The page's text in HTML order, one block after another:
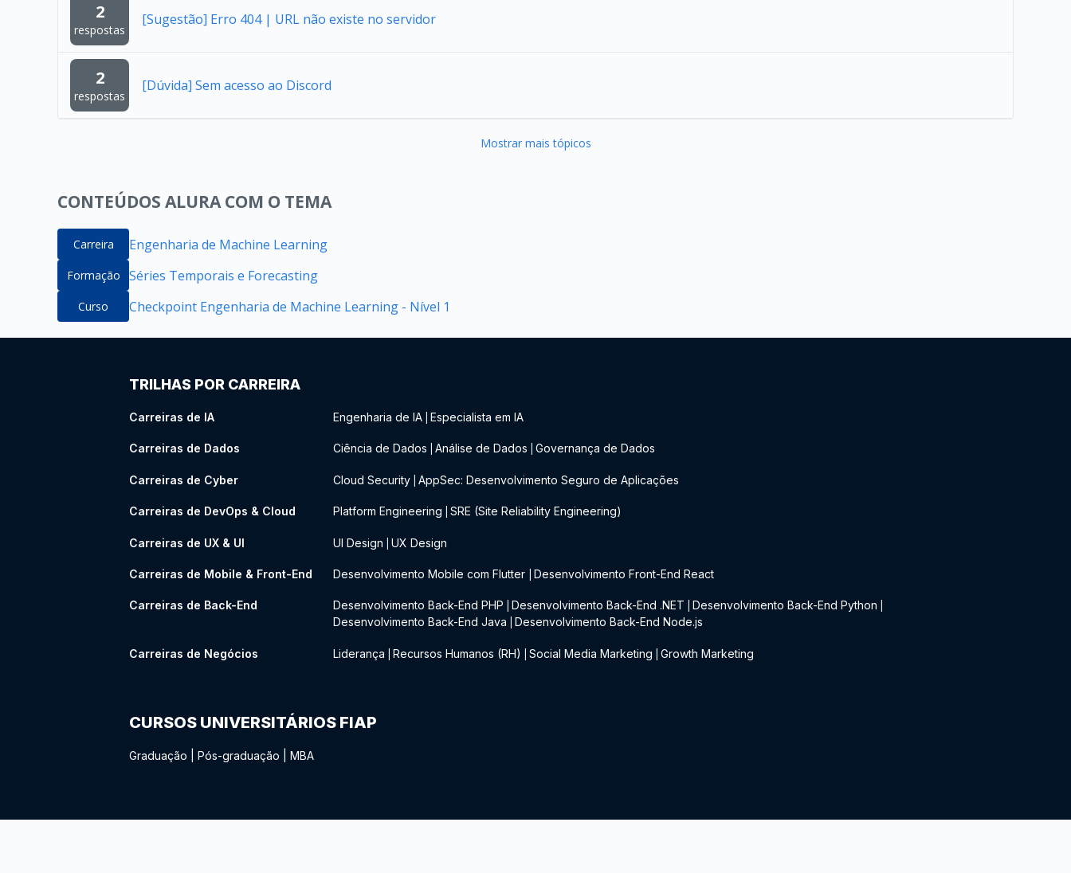
2
respostas
[Sugestão] Erro 404 | URL não existe no servidor
2
respostas
[Dúvida] Sem acesso ao Discord
Mostrar mais tópicos
CONTEÚDOS ALURA COM O TEMA
Carreira Engenharia de Machine Learning
Formação Séries Temporais e Forecasting
Curso Checkpoint Engenharia de Machine Learning - Nível 1
TRILHAS POR CARREIRA
Carreiras de IA Engenharia de IA Especialista em IA
Carreiras de Dados Ciência de Dados Análise de Dados Governança de Dados
Carreiras de Cyber Cloud Security AppSec: Desenvolvimento Seguro de Aplicações
Carreiras de DevOps & Cloud Platform Engineering SRE (Site Reliability Engineering)
Carreiras de UX & UI UI Design UX Design
Carreiras de Mobile & Front-End Desenvolvimento Mobile com Flutter Desenvolvimento Front-End React
Carreiras de Back-End Desenvolvimento Back-End PHP Desenvolvimento Back-End .NET Desenvolvimento Back-End Python
Desenvolvimento Back-End Java Desenvolvimento Back-End Node.js
Carreiras de Negócios Liderança Recursos Humanos (RH) Social Media Marketing Growth Marketing
CURSOS UNIVERSITÁRIOS FIAP
Graduação Pós-graduação MBA